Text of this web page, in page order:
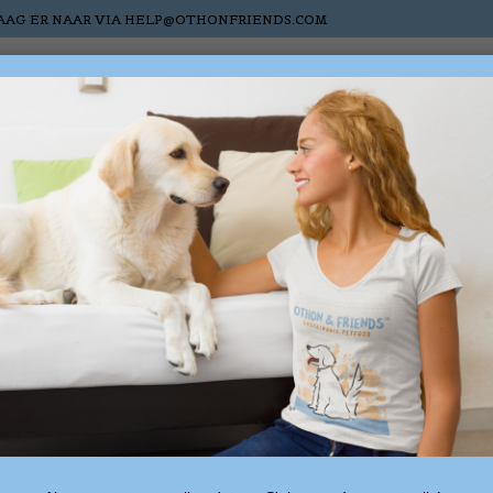
ER NAAR VIA HELP@OTHONFRIENDS.COM
Horses Nieuw Sale Gift cards
snuffelmatten